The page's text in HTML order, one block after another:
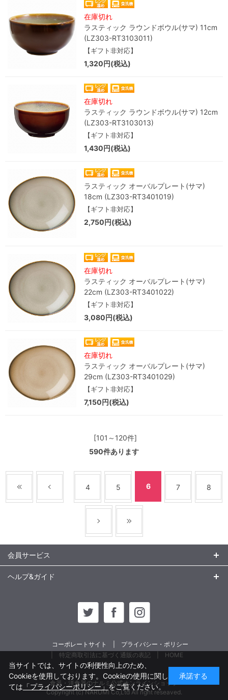
在庫切れ
ラスティック ラウンドボウル(サマ) 11cm
(LZ303-RT3103011)
【ギフト非対応】
1,320円(税込)
在庫切れ
ラスティック ラウンドボウル(サマ) 12cm
(LZ303-RT3103013)
【ギフト非対応】
1,430円(税込)
ラスティック オーバルプレート(サマ)
18cm (LZ303-RT3401019)
【ギフト非対応】
2,750円(税込)
在庫切れ
ラスティック オーバルプレート(サマ)
22cm (LZ303-RT3401022)
【ギフト非対応】
3,080円(税込)
在庫切れ
ラスティック オーバルプレート(サマ)
29cm (LZ303-RT3401029)
【ギフト非対応】
7,150円(税込)
[101～120件]
590件あります
4 5 6 7 8
会員サービス
ヘルプ&ガイド
コーポレートサイト
プライバシー・ポリシー
特定商取引法に基づく通販の表記
HOME
食器・洋食器のナルミ公式オンラインショップ
Copyright (c) NARUMI Co,Ltd All right reseaved.
当サイトでは、サイトの利便性向上のため、
Cookieを使用しております。Cookieの使用に関し
ては 「プライバシーポリシー」をご覧ください。
承諾する